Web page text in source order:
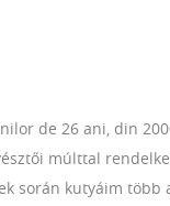
de 26 ani, din
múlttal
során kutyáim